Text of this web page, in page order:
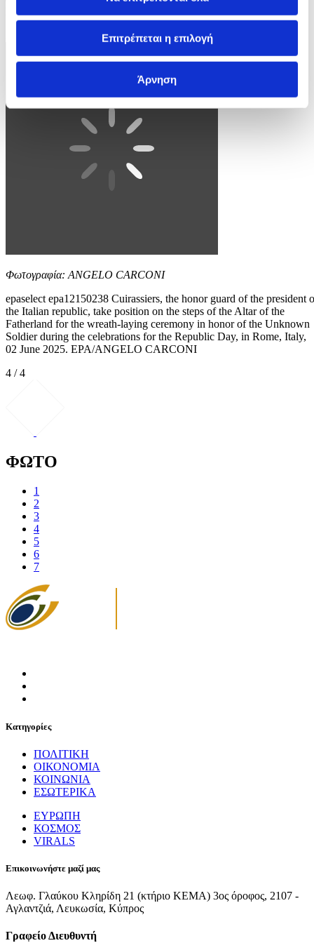
Επιτρέπεται η επιλογή
Άρνηση
Day, in Rome, Italy, 02 June 2025. EPA/FABIO FRUSTACI
Φωτογραφία: ANGELO CARCONI
epaselect epa12150238 Cuirassiers, the honor guard of the president
the Italian republic, take position on the steps of the Altar of the
Fatherland for the wreath-laying ceremony in honor of the Unknown
Soldier during the celebrations for the Republic Day, in Rome, Italy,
02 June 2025. EPA/ANGELO CARCONI
4 / 4
ΦΩΤΟ
1
2
3
4
5
6
7
Κατηγορίες
ΠΟΛΙΤΙΚΗ
ΟΙΚΟΝΟΜΙΑ
ΚΟΙΝΩΝΙΑ
ΕΣΩΤΕΡΙΚΑ
ΕΥΡΩΠΗ
ΚΟΣΜΟΣ
VIRALS
Επικοινωνήστε μαζί μας
Λεωφ. Γλαύκου Κληρίδη 21 (κτήριο ΚΕΜΑ) 3ος όροφος, 2107 -
Αγλαντζιά, Λευκωσία, Κύπρος
Γραφείο Διευθυντή